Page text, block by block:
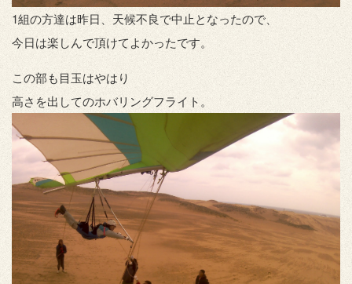
1組の方達は昨日、天候不良で中止となったので、
今日は楽しんで頂けてよかったです。
この部も目玉はやはり
高さを出してのホバリングフライト。